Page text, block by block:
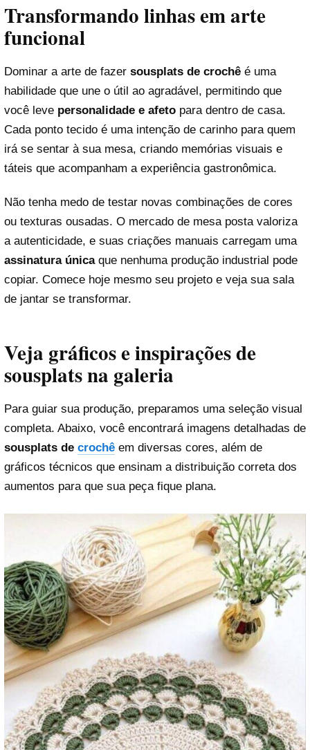
Transformando linhas em arte
funcional
Dominar a arte de fazer sousplats de crochê é uma
habilidade que une o útil ao agradável, permitindo que
você leve personalidade e afeto para dentro de casa.
Cada ponto tecido é uma intenção de carinho para quem
irá se sentar à sua mesa, criando memórias visuais e
táteis que acompanham a experiência gastronômica.
Não tenha medo de testar novas combinações de cores
ou texturas ousadas. O mercado de mesa posta valoriza
a autenticidade, e suas criações manuais carregam uma
assinatura únicaque nenhuma produção industrial pode
copiar. Comece hoje mesmo seu projeto e veja sua sala
de jantar se transformar.
Veja gráficos e inspirações de
sousplats na galeria
Para guiar sua produção, preparamos uma seleção visual
completa. Abaixo, você encontrará imagens detalhadas de
sousplats de crochê em diversas cores, além de
gráficos técnicos que ensinam a distribuição correta dos
aumentos para que sua peça fique plana.